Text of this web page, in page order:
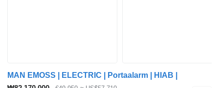
MAN EMOSS | ELECTRIC | Portaalarm | HIAB |